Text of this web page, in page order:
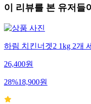
이 리뷰를 본 유저들
하림 치킨너겟2 1kg 2개
26,400원
28%18,900원